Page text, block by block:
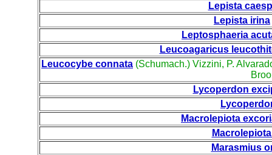
Lepista
Lepista irina
Leptosphaeria
Leucoagaricus
Leucocybe connata (Schumach.) Vizzini, P.
Lycoperdon
Macrolepiota
Marasmius